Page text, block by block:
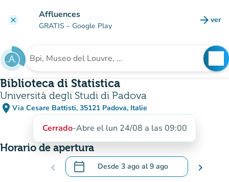
clear Affluences
GRATIS – Google Play arrow_forward ver
Buscar un establecimiento
Biblioteca di Statistica
Università degli Studi di Padova
place Via Cesare Battisti, 35121 Padova, Italie
(abrir en Google Maps)
(nueva pestaña)
Cerrado-Abre el lun 24/08 a las 09:00
Horario de apertura
chevron_left calendar_today Desde 3 ago al9 ago
.Abra el calendario para cambiar las
chevron_right